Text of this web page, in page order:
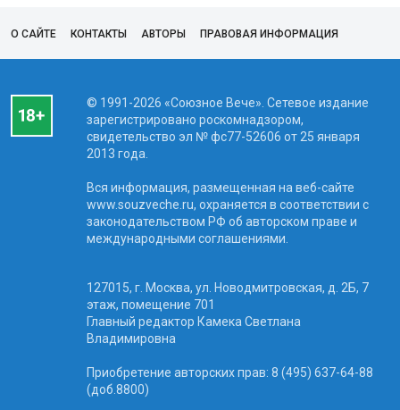
О САЙТЕ КОНТАКТЫ АВТОРЫ ПРАВОВАЯ ИНФОРМАЦИЯ
© 1991-2026 «Союзное Вече». Сетевое издание
зарегистрировано роскомнадзором,
свидетельство эл № фc77-52606 от 25 января
2013 года.
Вся информация, размещенная на веб-сайте
www.souzveche.ru, охраняется в соответствии с
законодательством РФ об авторском праве и
международными соглашениями.
127015, г. Москва, ул. Новодмитровская, д. 2Б, 7
этаж, помещение 701
Главный редактор Камека Светлана
Владимировна
Приобретение авторских прав: 8 (495) 637-64-88
(доб.8800)